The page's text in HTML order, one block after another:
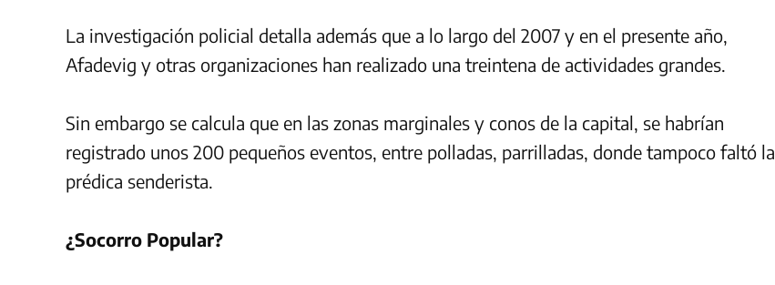
La investigación policial detalla además que a lo largo del 2007 y en el presente año,
Afadevig y otras organizaciones han realizado una treintena de actividades grandes.
Sin embargo se calcula que en las zonas marginales y conos de la capital, se habrían
registrado unos 200 pequeños eventos, entre polladas, parrilladas, donde tampoco faltó la
prédica senderista.
¿Socorro Popular?